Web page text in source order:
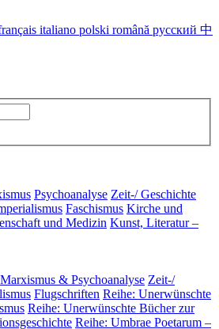
italiano polski română русский 中
Psychoanalyse Zeit-/ Geschichte
Faschismus Kirche und
und Medizin Kunst, Literatur –
Marxismus & Psychoanalyse Zeit-/
Flugschriften Reihe: Unerwünschte
Reihe: Unerwünschte Bücher zur
Reihe: Umbrae Poetarum –